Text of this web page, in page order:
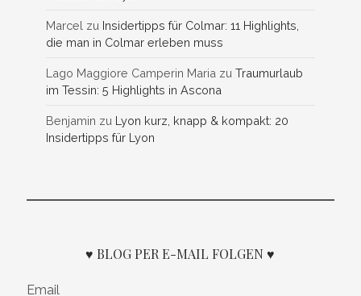
Marcel zu Insidertipps für Colmar: 11 Highlights,
die man in Colmar erleben muss
Lago Maggiore Camperin Maria zuTraumurlaub
im Tessin: 5 Highlights in Ascona
Benjamin zu Lyon kurz, knapp & kompakt: 20
Insidertipps für Lyon
♥ BLOG PER E-MAIL FOLGEN ♥
Email